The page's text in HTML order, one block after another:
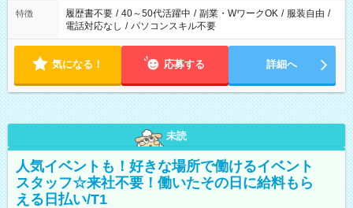
特徴 履歴書不要 / 40～50代活躍中 / 副業・WワークOK / 服装自由 /
電話対応なし / パソコンスキル不要
気になる！ 応募する 詳細へ
未読
人気イベントも！好きな場所で働けるイベント
スタッフ☆来社不要！働いたその日に給料もら
える日払い/T1